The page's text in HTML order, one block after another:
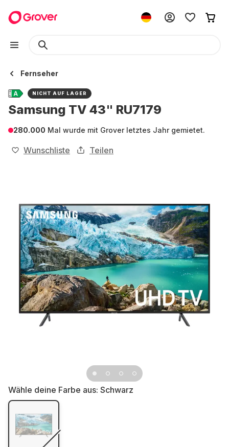
Fernseher
NICHT AUF LAGER
Samsung TV 43" RU7179
280.000 Mal wurde mit Grover letztes Jahr gemietet.
Wunschliste Teilen
Wähle deine Farbe aus: Schwarz